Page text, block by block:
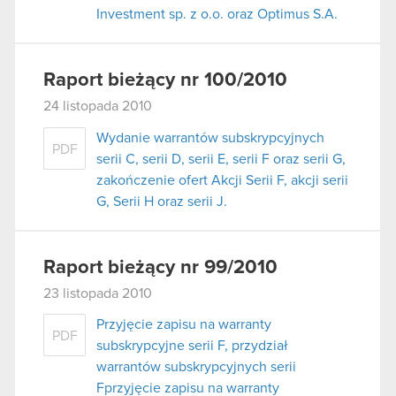
Investment sp. z o.o. oraz Optimus S.A.
Raport bieżący nr 100/2010
24 listopada 2010
PDF
Wydanie warrantów subskrypcyjnych
serii C, serii D, serii E, serii F oraz serii G,
zakończenie ofert Akcji Serii F, akcji serii
G, Serii H oraz serii J.
Raport bieżący nr 99/2010
23 listopada 2010
PDF
Przyjęcie zapisu na warranty
subskrypcyjne serii F, przydział
warrantów subskrypcyjnych serii
Fprzyjęcie zapisu na warranty